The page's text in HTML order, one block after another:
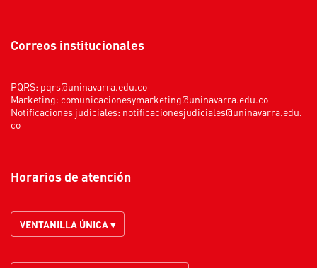
Correos institucionales
PQRS: pqrs@uninavarra.edu.co
Marketing: comunicacionesymarketing@uninavarra.edu.co
Notificaciones judiciales: notificacionesjudiciales@uninavarra.edu.
co
Horarios de atención
VENTANILLA ÚNICA ▾